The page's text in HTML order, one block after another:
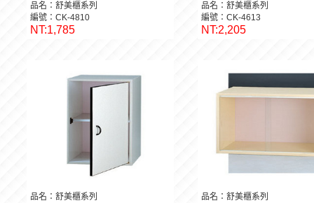
品名：舒美櫃系列
編號：CK-4810
NT:1,785
品名：舒美櫃系列
編號：CK-4613
NT:2,205
品名：舒美櫃系列
品名：舒美櫃系列